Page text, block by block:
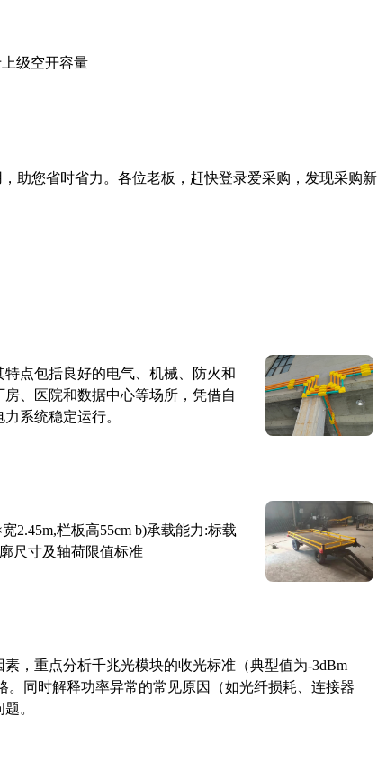
级空开容量
助您省时省力。各位老板，赶快登录爱采购，发现采购新
点包括良好的电气、机械、防火和
、医院和数据中心等场所，凭借自
系统稳定运行。
2.45m,栏板高55cm b)承载能力:标载
尺寸及轴荷限值标准
，重点分析千兆光模块的收光标准（典型值为-3dBm
。同时解释功率异常的常见原因（如光纤损耗、连接器
。